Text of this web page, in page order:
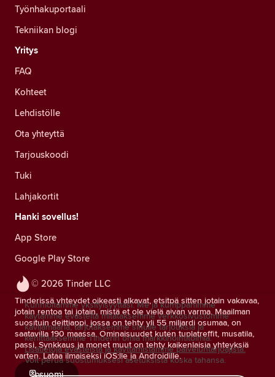
© 2026 Tinder LLC
Tinderissä yhteydet oikeasti alkavat, etsitpä sitten jotain vakavaa,
jotain rentoa tai jotain, mistä et ole vielä aivan varma. Maailman
suosituin deittiappi, jossa on tehty yli 55 miljardi osumaa, on
saatavilla 190 maassa. Ominaisuudet kuten tuplatreffit, musatila,
passi, Synkkaus ja monet muut on tehty kaikenlaisia yhteyksiä
varten. Lataa ilmaiseksi iOS:lle ja Androidille.
suomi
Työnhakuportaali
Tekniikan blogi
Yritys
FAQ
Kohteet
Lehdistölle
Ota yhteyttä
Tarjouskoodi
Tuki
Lahjakortit
Hanki sovellus!
App Store
Google Play Store
Kunnioitamme yksityisyyttäsi. Me ja kumppanimme
käytämme evästeitä mitataksemme verkkosivustomme
kävijämääriä, tarjotaksemme sinulle tarjouksia ja
kehittääksemme Tinderin omia markkinointitoimia.
Lisätietoja evästeistä ja käyttämistämme palveluntarjoajista.
Voit perua suostumuksesi asetuksista koska tahansa.